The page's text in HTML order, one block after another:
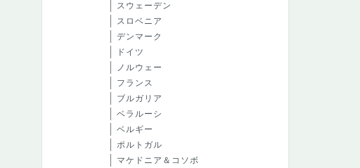
スウェーデン
スロベニア
デンマーク
ドイツ
ノルウェー
フランス
ブルガリア
ベラルーシ
ベルギー
ポルトガル
マケドニア＆コソボ